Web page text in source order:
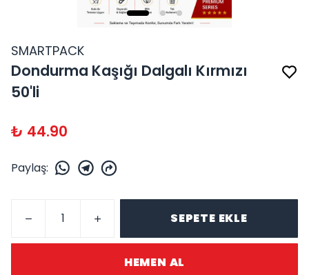
SMARTPACK
Dondurma Kaşığı Dalgalı Kırmızı
50'li
₺ 44.90
Paylaş:
SEPETE EKLE
HEMEN AL